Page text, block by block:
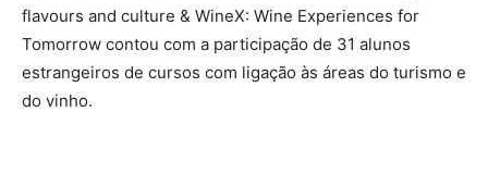
flavours and culture & WineX: Wine Experiences for
Tomorrow contou com a participação de 31 alunos
estrangeiros de cursos com ligação às áreas do turismo e
do vinho.